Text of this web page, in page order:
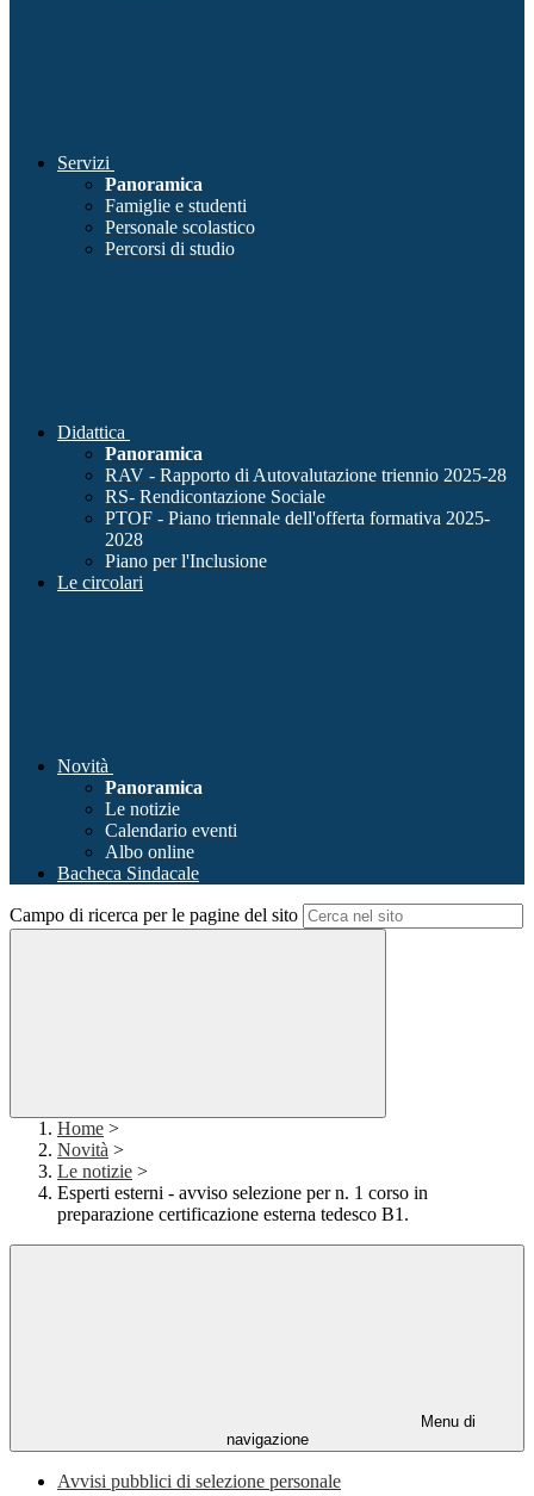
Servizi
Panoramica
Famiglie e studenti
Personale scolastico
Percorsi di studio
Didattica
Panoramica
RAV - Rapporto di Autovalutazione triennio 2025-28
RS- Rendicontazione Sociale
PTOF - Piano triennale dell'offerta formativa 2025-
2028
Piano per l'Inclusione
Le circolari
Novità
Panoramica
Le notizie
Calendario eventi
Albo online
Bacheca Sindacale
Campo di ricerca per le pagine del sito
Home >
Novità >
Le notizie >
Esperti esterni - avviso selezione per n. 1 corso in
preparazione certificazione esterna tedesco B1.
Menu di
navigazione
Avvisi pubblici di selezione personale